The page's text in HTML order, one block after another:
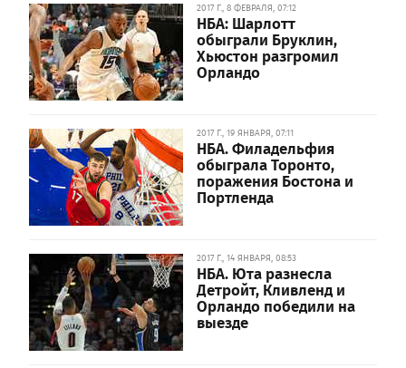
2017 Г., 8 ФЕВРАЛЯ, 07:12
НБА: Шарлотт
обыграли Бруклин,
Хьюстон разгромил
Орландо
2017 Г., 19 ЯНВАРЯ, 07:11
НБА. Филадельфия
обыграла Торонто,
поражения Бостона и
Портленда
2017 Г., 14 ЯНВАРЯ, 08:53
НБА. Юта разнесла
Детройт, Кливленд и
Орландо победили на
выезде